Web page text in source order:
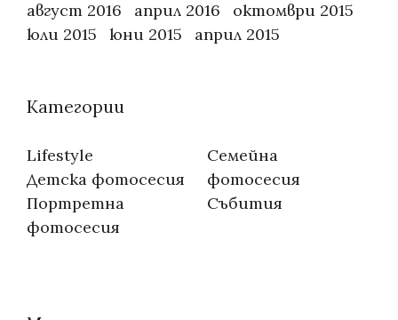
август 2016
април 2016
октомври 2015
юли 2015
юни 2015 април 2015
Категории
Lifestyle
Детска фотосесия
Портретна
фотосесия
Семейна
фотосесия
Събития